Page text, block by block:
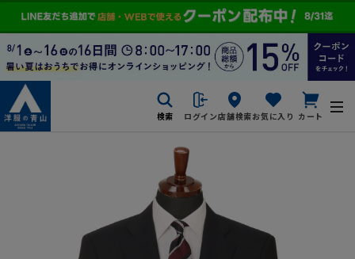
検索 ログイン店舗検索お気に入り カート